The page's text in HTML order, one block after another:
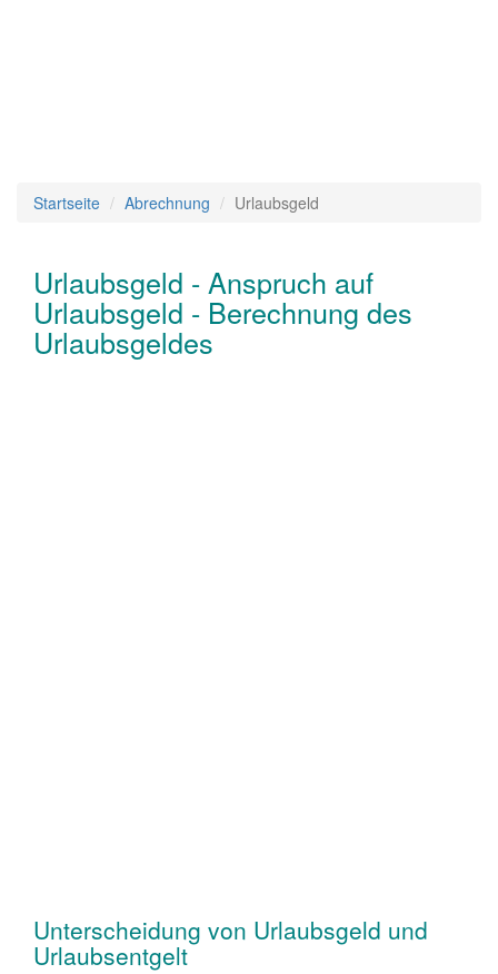
Startseite Abrechnung Urlaubsgeld
Urlaubsgeld - Anspruch auf
Urlaubsgeld - Berechnung des
Urlaubsgeldes
Unterscheidung von Urlaubsgeld und
Urlaubsentgelt